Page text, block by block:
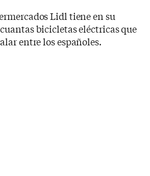
Lidl tiene en su
bicicletas eléctricas que
entre los españoles.